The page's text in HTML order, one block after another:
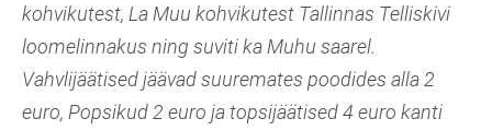
kohvikutest, La Muu kohvikutest Tallinnas Telliskivi
loomelinnakus ning suviti ka Muhu saarel.
Vahvlijäätised jäävad suuremates poodides alla 2
euro, Popsikud 2 euro ja topsijäätised 4 euro kanti